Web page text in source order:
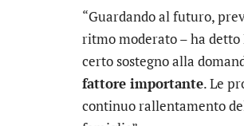
“Guardando al futuro,
ritmo moderato – ha
certo sostegno alla
fattore importante. Le
continuo rallentamento